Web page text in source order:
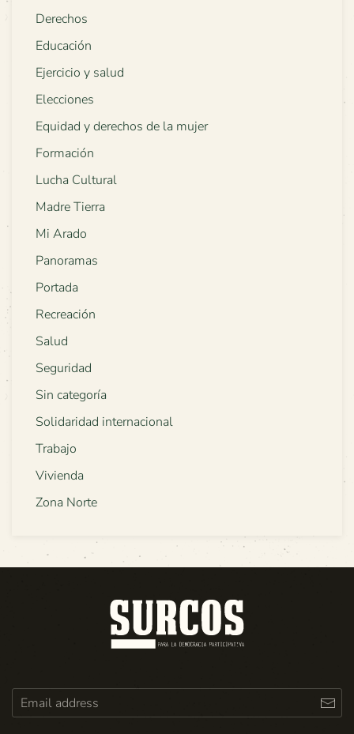
Derechos
Educación
Ejercicio y salud
Elecciones
Equidad y derechos de la mujer
Formación
Lucha Cultural
Madre Tierra
Mi Arado
Panoramas
Portada
Recreación
Salud
Seguridad
Sin categoría
Solidaridad internacional
Trabajo
Vivienda
Zona Norte